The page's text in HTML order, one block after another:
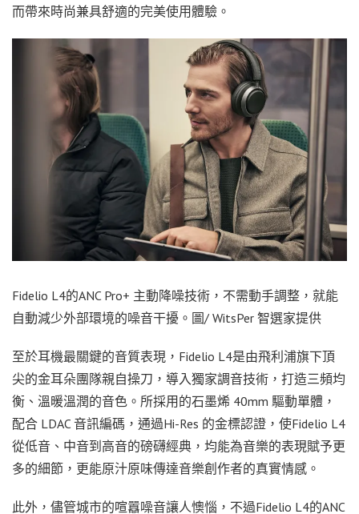
而帶來時尚兼具舒適的完美使用體驗。
Fidelio L4的ANC Pro+ 主動降噪技術，不需動手調整，就能
自動減少外部環境的噪音干擾。圖/ WitsPer 智選家提供
至於耳機最關鍵的音質表現，Fidelio L4是由飛利浦旗下頂
尖的金耳朵團隊親自操刀，導入獨家調音技術，打造三頻均
衡、溫暖溫潤的音色。所採用的石墨烯 40mm 驅動單體，
配合 LDAC 音訊編碼，通過Hi-Res 的金標認證，使Fidelio L4
從低音、中音到高音的磅礴經典，均能為音樂的表現賦予更
多的細節，更能原汁原味傳達音樂創作者的真實情感。
此外，儘管城市的喧囂噪音讓人懊惱，不過Fidelio L4的ANC